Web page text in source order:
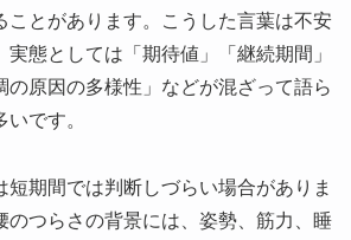
ことがあります。こうした言葉は不安
実態としては「期待値」「継続期間」
の原因の多様性」などが混ざって語ら
です。
短期間では判断しづらい場合がありま
のつらさの背景には、姿勢、筋力、睡